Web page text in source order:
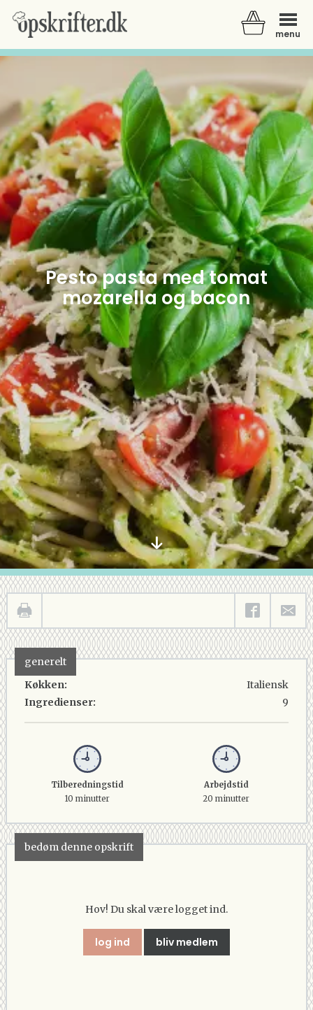
menu
Der er ingen varer i din kurv.
Pesto pasta med tomat
mozarella og bacon
generelt
Køkken:
Ingredienser:
Italiensk
9
Tilberedningstid
10 minutter
Arbejdstid
20 minutter
bedøm denne opskrift
Hov! Du skal være logget ind.
log ind bliv medlem